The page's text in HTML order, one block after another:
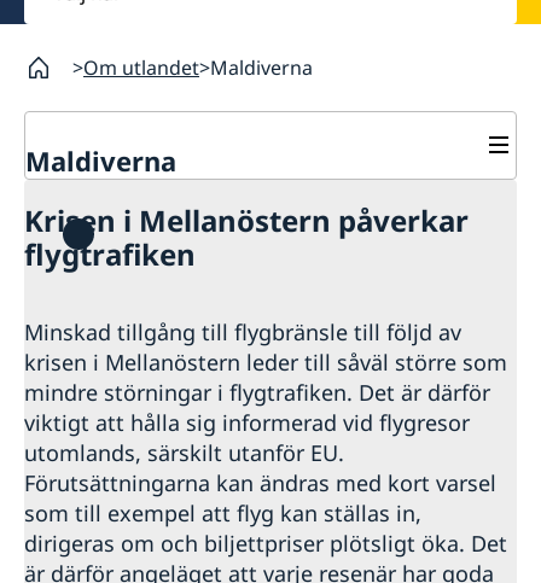
här
Om utlandet Maldiverna
Maldiverna
Hjälp till svenskar på Maldiverna
Rösta på Maldiverna
Advokatlista
Reseinformation
Aktuella händelser
Allmänna säkerhetsläget
Terrorism
Naturförhållanden och katastrofer
In- och utresebestämmelser
Hälso- och sjukvård
Lokala lagar och sedvänjor
Kriminalitet och personlig säkerhet
Trafiksäkerhet
Generell reseinformation - Maldiverna
Krisen i Mellanöstern påverkar
flygtrafiken
Minskad tillgång till flygbränsle till följd av
krisen i Mellanöstern leder till såväl större som
mindre störningar i flygtrafiken. Det är därför
viktigt att hålla sig informerad vid flygresor
utomlands, särskilt utanför EU.
Förutsättningarna kan ändras med kort varsel
som till exempel att flyg kan ställas in,
dirigeras om och biljettpriser plötsligt öka. Det
är därför angeläget att varje resenär har goda